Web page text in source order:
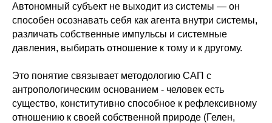
Автономный субъект не выходит из системы — он
способен осознавать себя как агента внутри системы,
различать собственные импульсы и системные
давления, выбирать отношение к тому и к другому.
Это понятие связывает методологию САП с
антропологическим основанием - человек есть
существо, конститутивно способное к рефлексивному
отношению к своей собственной природе (Гелен,